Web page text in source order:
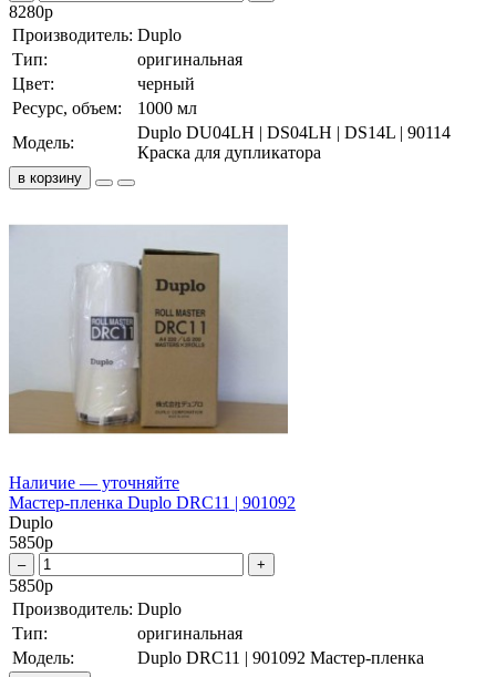
8280р
Производитель: Duplo
Тип:
оригинальная
Цвет:
черный
Ресурс, объем:
1000 мл
Модель:
Duplo DU04LH | DS04LH | DS14L | 90114
Краска для дупликатора
в корзину
Наличие — уточняйте
Мастер-пленка Duplo DRC11 | 901092
Duplo
5850р
– +
5850р
Производитель: Duplo
Тип:
оригинальная
Модель:
Duplo DRC11 | 901092 Мастер-пленка